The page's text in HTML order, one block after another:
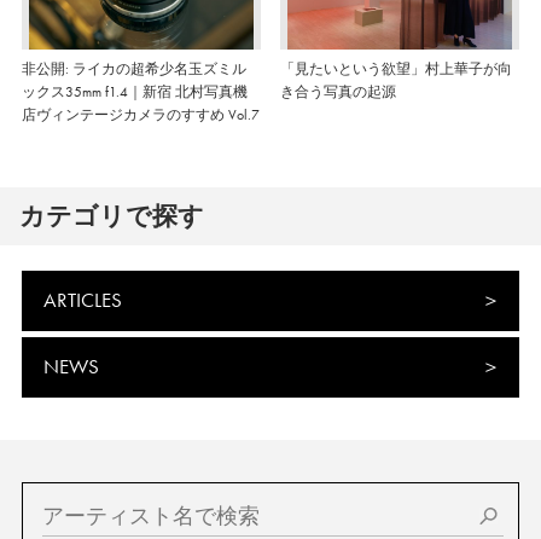
非公開: ライカの超希少名玉ズミル
ックス35mm f1.4｜新宿 北村写真機
店ヴィンテージカメラのすすめ Vol.7
「見たいという欲望」村上華子が向
き合う写真の起源
カテゴリで探す
ARTICLES
NEWS